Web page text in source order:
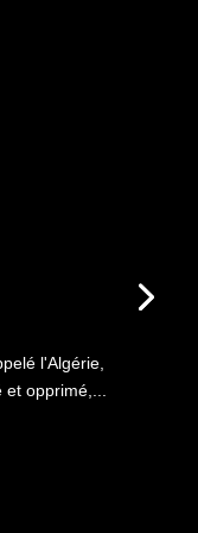
l'Algérie,
opprimé,...